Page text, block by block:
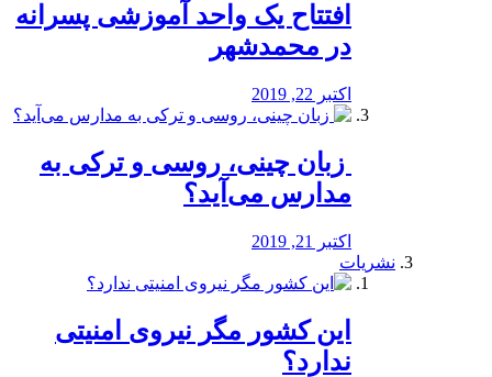
افتتاح یک واحد آموزشی پسرانه
در محمدشهر
اکتبر 22, 2019
️ زبان چینی، روسی و ترکی به
مدارس می‌آید؟
اکتبر 21, 2019
نشریات
این کشور مگر نیروی امنیتی
ندارد؟